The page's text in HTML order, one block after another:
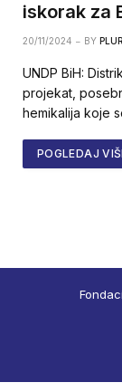
iskorak za
20/11/2024 BY
UNDP BiH:
projekat,
hemikalija koje
POGLEDAJ